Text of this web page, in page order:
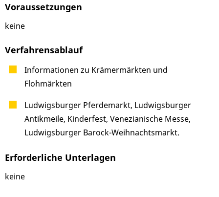
Voraussetzungen
keine
Verfahrensablauf
Informationen zu Krämermärkten und
Flohmärkten
Ludwigsburger Pferdemarkt, Ludwigsburger
Antikmeile, Kinderfest, Venezianische Messe,
Ludwigsburger Barock-Weihnachtsmarkt.
Erforderliche Unterlagen
keine